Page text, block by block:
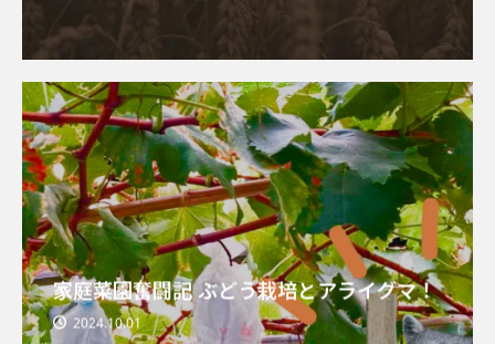
家庭菜園奮闘記 ぶどう栽培とアライグマ！
2024.10.01